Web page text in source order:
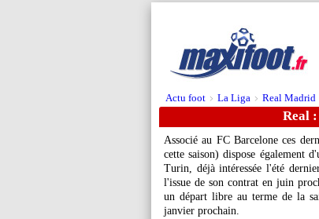
Actu foot > La Liga > Real Madrid
Real
Associé au FC Barcelone ces
cette saison) dispose également
Turin, déjà intéressée l'été
l'issue de son contrat en juin
un départ libre au terme de la
janvier prochain.